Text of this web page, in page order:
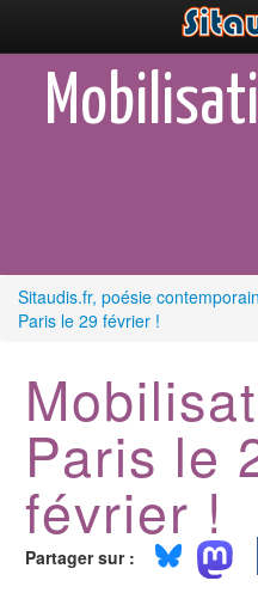
Parutions
Incitations
Auteurs & poètes
Célébrations
Plus
Sitaudis.fr, poésie
Paris le 29 février !
Paris le
février !
Partager sur :